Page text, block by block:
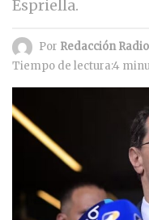
Espriella.
Por Redacción
Tiempo de lectura:4